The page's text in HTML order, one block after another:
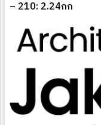
– 210: 2.24กก